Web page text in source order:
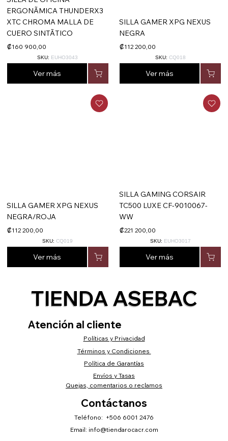
ERGONÃMICA THUNDERX3
XTC CHROMA MALLA DE
CUERO SINTÃTICO
₡160 900,00
Ver más
SKU: EUHO3043
SILLA GAMER XPG NEXUS
NEGRA
₡112 200,00
Ver más
SKU: CQ018
SILLA GAMER XPG NEXUS
NEGRA/ROJA
₡112 200,00
Ver más
SKU:CQ019
SILLA GAMING CORSAIR
TC500 LUXE CF-9010067-
WW
₡221 200,00
Ver más
SKU: EUHO3017
TIENDA ASEBAC
Atención al cliente
Políticas y Privacidad
Términos y Condiciones
Envíos y Tasas
Política de Garantías
Quejas, comentarios o reclamos
Contáctanos
Teléfono: +506 6001 2476
Email: info@tiendarocacr.com